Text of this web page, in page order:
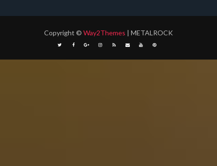
Copyright © Way2Themes | METALROCK